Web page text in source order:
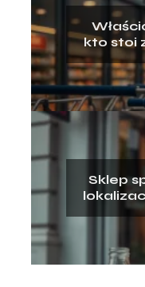
kto stoi
Sklep